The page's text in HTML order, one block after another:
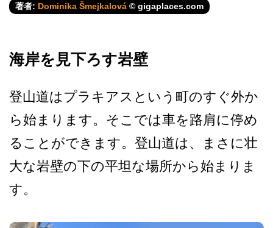
著者: Dominika Šmejkalová © gigaplaces.com
海岸を見下ろす岩壁
登山道はプラキアスという町­のすぐ外か
ら始まります。そこでは車を路肩に停め
る­ことができます。登山道は、まさに壮
大な岩壁の下の­平坦な場所から始まりま
す。